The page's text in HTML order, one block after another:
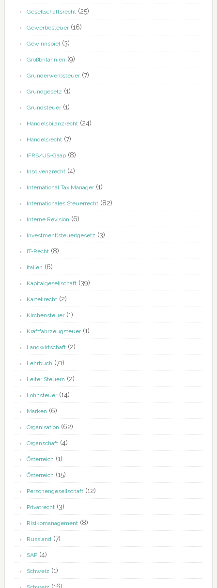
Gesellschaftsrecht(25)
Gewerbesteuer(16)
Gewinnspiel(3)
Großbritannien (9)
Grunderwerbsteuer(7)
Grundgesetz (1)
Grundsteuer(1)
Handelsbilanzrecht(24)
Handelsrecht(7)
IFRS/US-Gaap(8)
Insolvenzrecht(4)
International Tax Manager(1)
Internationales Steuerrecht(82)
Interne Revision (6)
Investment(steuer)gesetz (3)
IT-Recht(8)
Italien (6)
Kapitalgesellschaft(39)
Kartellrecht(2)
Kirchensteuer(1)
Kraftfahrzeugsteuer(1)
Landwirtschaft(2)
Lehrbuch (71)
Leiter Steuern (2)
Lohnsteuer(14)
Marken (6)
Organisation (62)
Organschaft(4)
Österreich (1)
Österreich (15)
Personengesellschaft(12)
Privatrecht(3)
Risikomanagement(8)
Russland(7)
SAP(4)
Schweiz (1)